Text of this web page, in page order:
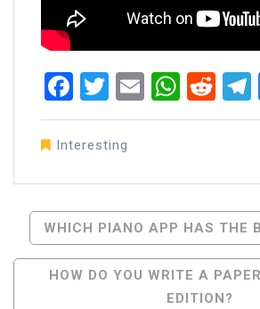
Facebook
Twitter
Email
Interesting
Post
Navigation
WHICH PIANO APP HAS THE
HOW DO YOU WRITE A
EDITION?